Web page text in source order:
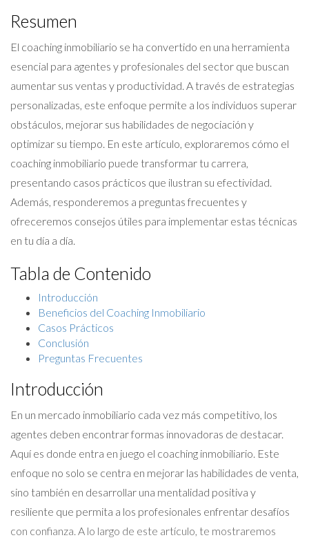
Resumen
El coaching inmobiliario se ha convertido en una herramienta
esencial para agentes y profesionales del sector que buscan
aumentar sus ventas y productividad. A través de estrategias
personalizadas, este enfoque permite a los individuos superar
obstáculos, mejorar sus habilidades de negociación y
optimizar su tiempo. En este artículo, exploraremos cómo el
coaching inmobiliario puede transformar tu carrera,
presentando casos prácticos que ilustran su efectividad.
Además, responderemos a preguntas frecuentes y
ofreceremos consejos útiles para implementar estas técnicas
en tu día a día.
Tabla de Contenido
Introducción
Beneficios del Coaching Inmobiliario
Casos Prácticos
Conclusión
Preguntas Frecuentes
Introducción
En un mercado inmobiliario cada vez más competitivo, los
agentes deben encontrar formas innovadoras de destacar.
Aquí es donde entra en juego el coaching inmobiliario. Este
enfoque no solo se centra en mejorar las habilidades de venta,
sino también en desarrollar una mentalidad positiva y
resiliente que permita a los profesionales enfrentar desafíos
con confianza. A lo largo de este artículo, te mostraremos